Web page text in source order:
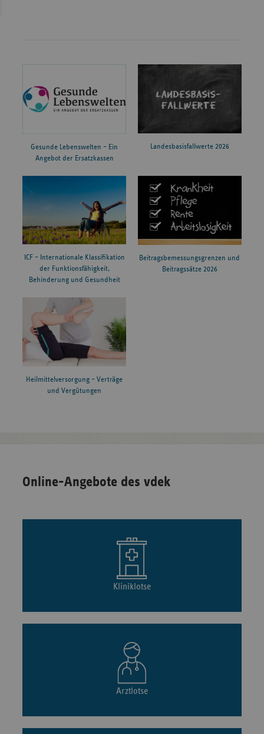
Gesunde Lebenswelten – Ein
Angebot der Ersatzkassen
Landesbasisfallwerte 2026
ICF – Internationale Klassifikation
der Funktionsfähigkeit,
Behinderung und Gesundheit
Beitragsbemessungsgrenzen und
Beitragssätze 2026
Heilmittelversorgung – Verträge
und Vergütungen
Online-Angebote des vdek
Kliniklotse
Arztlotse